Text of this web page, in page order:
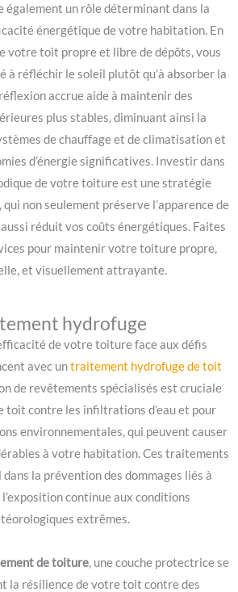
également un rôle déterminant dans la
énergétique de votre habitation. En
votre toit propre et libre de dépôts, vous
à réfléchir le soleil plutôt qu’à absorber la
accrue aide à maintenir des
plus stables, diminuant ainsi la
de chauffage et de climatisation et
d’énergie significatives. Investir dans
de votre toiture est une stratégie
non seulement préserve l’apparence de
réduit vos coûts énergétiques. Faites
pour maintenir votre toiture propre,
et visuellement attrayante.
hydrofuge
de votre toiture face aux défis
avec untraitement hydrofuge de toit
de revêtements spécialisés est cruciale
toit contre les infiltrations d’eau et pour
environnementales, qui peuvent causer
à votre habitation. Ces traitements
la prévention des dommages liés à
l’exposition continue aux conditions
extrêmes.
de toiture, une couche protectrice se
la résilience de votre toit contre des